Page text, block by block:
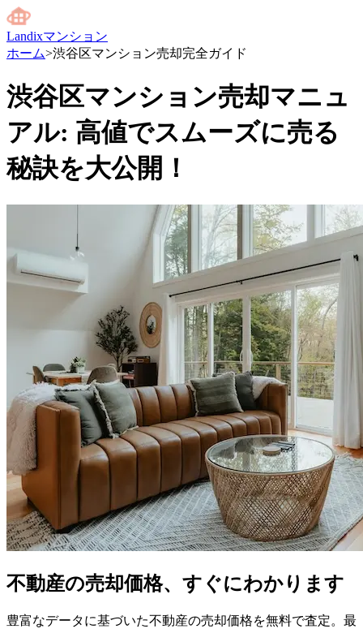
Landixマンション
ホーム>渋谷区マンション売却完全ガイド
渋谷区マンション売却マニュ
アル: 高値でスムーズに売る
秘訣を大公開！
不動産の売却価格、すぐにわかります
豊富なデータに基づいた不動産の売却価格を無料で査定。最